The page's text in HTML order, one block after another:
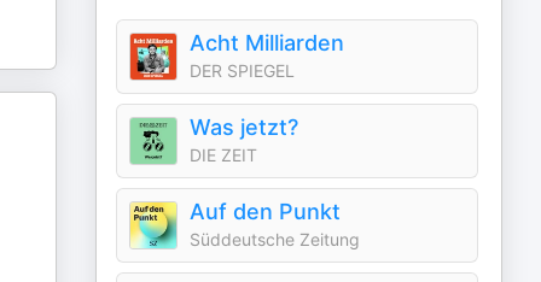
Acht Milliarden
DER SPIEGEL
Was jetzt?
DIE ZEIT
Auf den Punkt
Süddeutsche Zeitung